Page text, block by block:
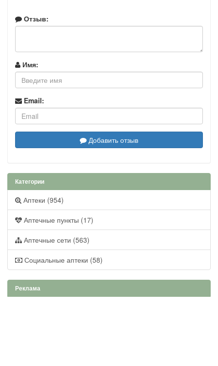
Отзыв:
Имя:
Email:
Добавить отзыв
Категории
Аптеки (954)
Аптечные пункты (17)
Аптечные сети (563)
Социальные аптеки (58)
Реклама